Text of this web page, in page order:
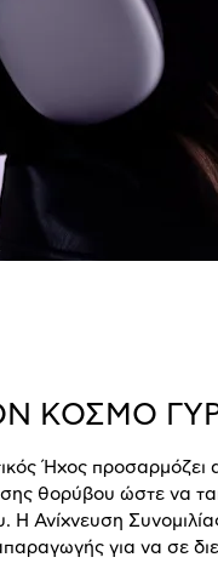
ΚΟΣΜΟ
Ήχος προσαρμόζει
θορύβου ώστε να
Η Ανίχνευση
για να σε